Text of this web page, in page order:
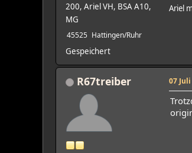
200, Ariel VH, BSA A10,
MG
45525 Hattingen/Ruhr
Gespeichert
Ariel
R67treiber 07 Juli